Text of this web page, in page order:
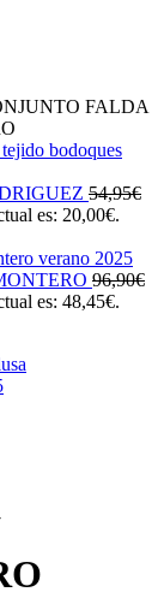
FALDA
54,95€
es: 20,00€.
96,90€
es: 48,45€.